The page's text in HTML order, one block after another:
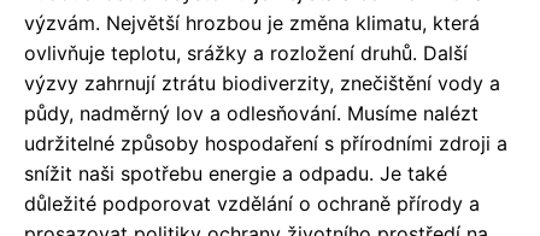
výzvám. Největší hrozbou je změna klimatu, která
ovlivňuje teplotu, srážky a rozložení druhů. Další
výzvy zahrnují ztrátu biodiverzity, znečištění vody a
půdy, nadměrný lov a odlesňování. Musíme nalézt
udržitelné způsoby hospodaření s přírodními zdroji a
snížit naši spotřebu energie a odpadu. Je také
důležité podporovat vzdělání o ochraně přírody a